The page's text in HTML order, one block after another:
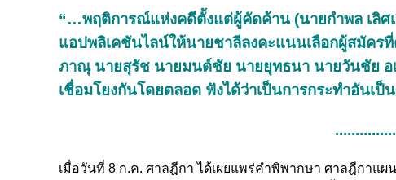
“…พฤติการณ์แห่งคดีตั้งแต่ผู้คัดค้าน (นายกำพล เลิศ
แอปพลิเคชันไลน์ให้นายชาลีลงคะแนนเลือกผู้สมัคร
ภาณุ นายสุรัช นายมนต์ชัย นายยุทธนา นายวันชัย อ
เชื่อมโยงกันโดยตลอด ฟังได้ว่าเป็นการกระทำอันเ
เมื่อวันที่ 8 ก.ค. ศาลฎีกา ได้เผยแพร่คำพิพากษา ศาลฎีกาแ